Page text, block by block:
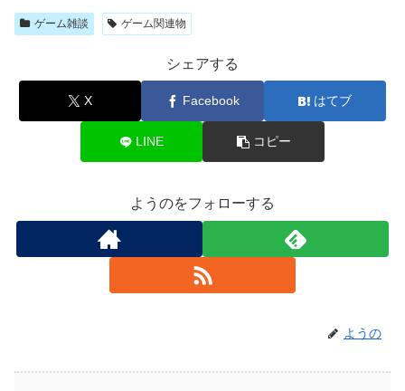
ゲーム雑談 ゲーム関連物
シェアする
X Facebook はてブ
LINE コピー
ようのをフォローする
ようの